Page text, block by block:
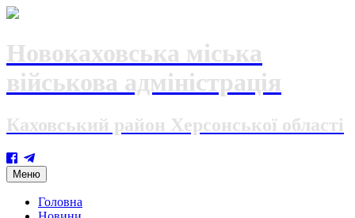
Новокаховська міська
військова адміністрація
Каховський район Херсонської області
Меню Skip
to
content
Головна